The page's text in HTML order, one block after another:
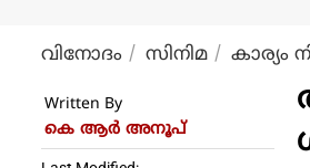
വിനോദം സിനിമ കാര്യം
Written By
കെ ആര്‍ അനൂപ്